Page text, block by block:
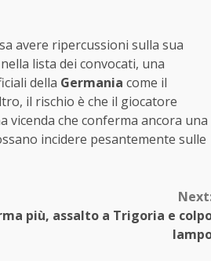
avere ripercussioni sulla sua
lista dei convocati, una
della Germania come il
il rischio è che il giocatore
vicenda che conferma ancora una
incidere pesantemente sulle
più, assalto a Trigoria e